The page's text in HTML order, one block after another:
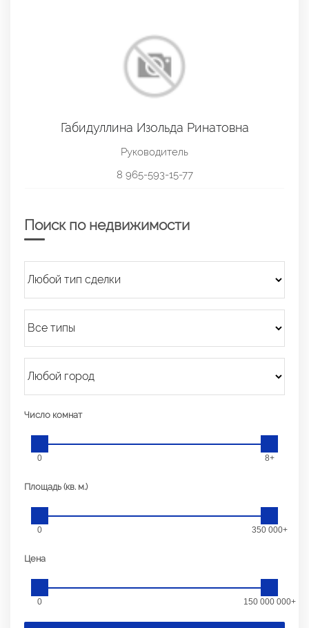
Габидуллина Изольда Ринатовна
Руководитель
8 965-593-15-77
Поиск по недвижимости
Число комнат
0 8+
Площадь (кв. м.)
0 350 000+
Цена
0 150 000 000+